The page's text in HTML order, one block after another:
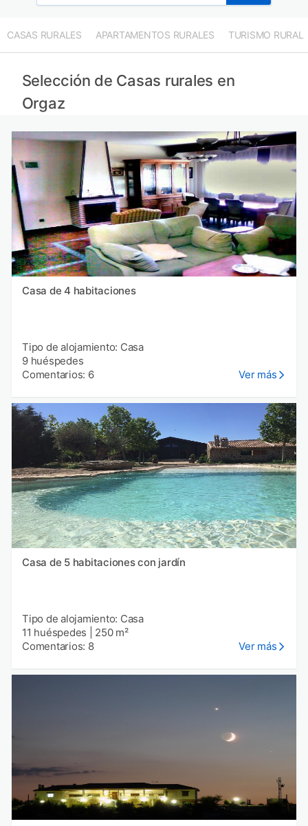
CASAS RURALES APARTAMENTOS RURALES TURISMO RURAL
Selección de Casas rurales en
Orgaz
Casa de 4 habitaciones
Tipo de alojamiento: Casa
9 huéspedes
Comentarios: 6
Ver más
Casa de 5 habitaciones con jardín
Tipo de alojamiento: Casa
11 huéspedes
250 m²
Comentarios: 8
Ver más